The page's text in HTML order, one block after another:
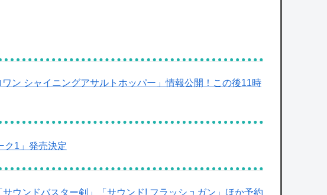
ン シャイニングアサルトホッパー」情報公開！この後11時
ク1」発売決定
ウンドバスター剣」「サウンド! フラッシュガン」ほか予約